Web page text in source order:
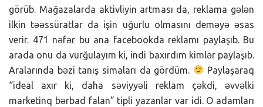
görüb. Mağazalarda aktivliyin artması da, reklama gələn
ilkin təəssüratlar da işin uğurlu olmasını deməyə əsas
verir. 471 nəfər bu ana facebookda reklamı paylaşıb. Bu
arada onu da vurğulayım ki, indi baxırdım kimlər paylaşıb.
Aralarında bəzi tanış simaları da gördüm.
Paylaşaraq
“ideal axır ki, daha səviyyəli reklam çəkdi, əvvəlki
marketinq bərbad falan” tipli yazanlar var idi. O adamları